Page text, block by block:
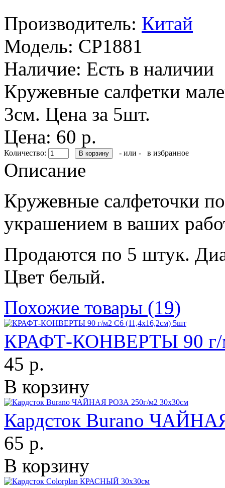
Производитель: Китай
Модель: CP1881
Наличие: Есть в наличии
Кружевные салфетки
3см. Цена за 5шт.
Цена: 60 р.
Количество: - или - в избранное
Описание
Кружевные салфеточки
украшением в ваших
Продаются по 5 штук.
Цвет белый.
Похожие товары (19)
КРАФТ-КОНВЕРТЫ 90 г/
45 р.
В корзину
Кардсток Burano
65 р.
В корзину